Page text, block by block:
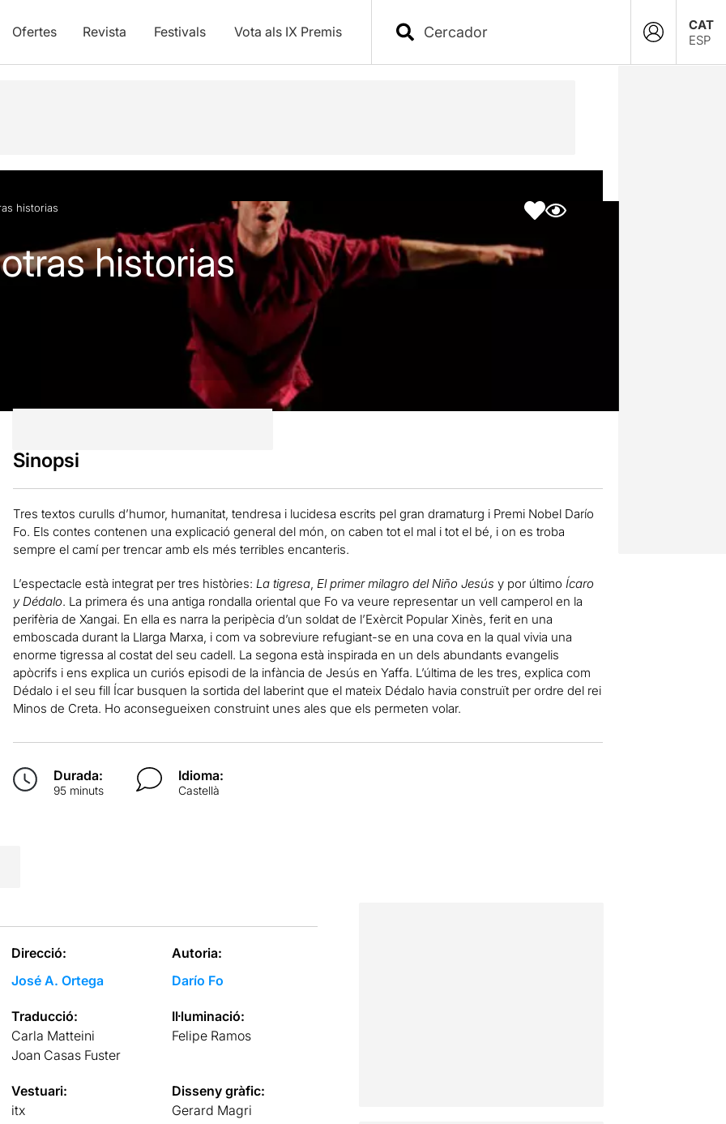
Ofertes Revista Festivals Vota als IX Premis
CAT
ESP
historias
historias
Sinopsi
Tres textos curulls d’humor, humanitat, tendresa i lucidesa escrits pel gran dramaturg i Premi Nobel Darío
Fo. Els contes contenen una explicació general del món, on caben tot el mal i tot el bé, i on es troba
sempre el camí per trencar amb els més terribles encanteris.
L’espectacle està integrat per tres històries: La tigresa, El primer milagro del Niño Jesús y por último Ícaro
y Dédalo. La primera és una antiga rondalla oriental que Fo va veure representar un vell camperol en la
perifèria de Xangai. En ella es narra la peripècia d’un soldat de l’Exèrcit Popular Xinès, ferit en una
emboscada durant la Llarga Marxa, i com va sobreviure refugiant-se en una cova en la qual vivia una
enorme tigressa al costat del seu cadell. La segona està inspirada en un dels abundants evangelis
apòcrifs i ens explica un curiós episodi de la infància de Jesús en Yaffa. L’última de les tres, explica com
Dédalo i el seu fill Ícar busquen la sortida del laberint que el mateix Dédalo havia construït per ordre del rei
Minos de Creta. Ho aconsegueixen construint unes ales que els permeten volar.
Durada:
95 minuts
Idioma:
Castellà
Direcció:
José A. Ortega
Autoria:
Darío Fo
Traducció:
Carla Matteini
Joan Casas Fuster
Il·luminació:
Felipe Ramos
Vestuari:
itx
Disseny gràfic:
Gerard Magri